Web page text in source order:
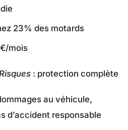
23% des motards
mois
: protection complète
au véhicule,
d’accident responsable